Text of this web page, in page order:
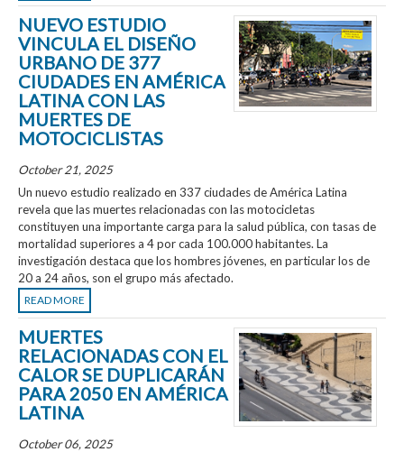
NUEVO ESTUDIO
VINCULA EL DISEÑO
URBANO DE 377
CIUDADES EN AMÉRICA
LATINA CON LAS
MUERTES DE
MOTOCICLISTAS
October 21, 2025
Un nuevo estudio realizado en 337 ciudades de América Latina
revela que las muertes relacionadas con las motocicletas
constituyen una importante carga para la salud pública, con tasas de
mortalidad superiores a 4 por cada 100.000 habitantes. La
investigación destaca que los hombres jóvenes, en particular los de
20 a 24 años, son el grupo más afectado.
READ MORE
MUERTES
RELACIONADAS CON EL
CALOR SE DUPLICARÁN
PARA 2050 EN AMÉRICA
LATINA
October 06, 2025